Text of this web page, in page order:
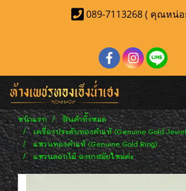
089-7113268 ( คุณหน่อ
หน้าแรก
สินค้าทั้งหมด
เครื่องประดับทองคำแท้ (Genuine Gold
แหวนทองคำแท้ (Genuine Gold Ring)
แหวนดอกไม้ ลงยาสมัยใหม่ค่ะ